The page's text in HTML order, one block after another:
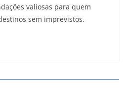
valiosas para quem
sem imprevistos.